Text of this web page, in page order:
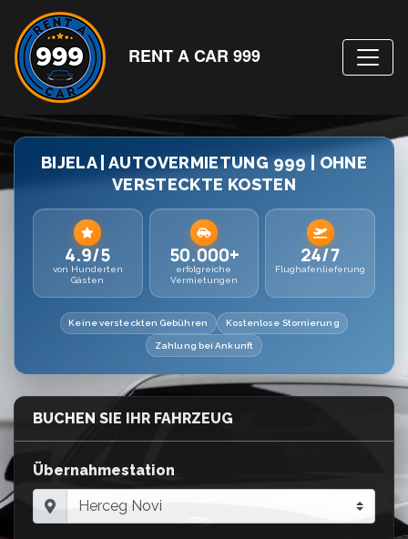
RENT A CAR 999
BIJELA | AUTOVERMIETUNG 999 | OHNE
VERSTECKTE KOSTEN
4.9/5
von Hunderten
Gästen
50.000+
erfolgreiche
Vermietungen
24/7
Flughafenlieferung
Keine versteckten Gebühren Kostenlose Stornierung
Zahlung bei Ankunft
BUCHEN SIE IHR FAHRZEUG
Übernahmestation